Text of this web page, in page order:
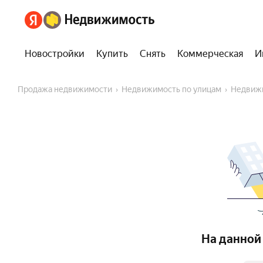
Новостройки Купить Снять Коммерческая
Продажа недвижимости Недвижимость по улицам
На